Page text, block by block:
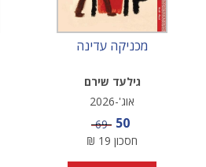
מכניקה עדינה
גילעד שירם
אוג'-2026
מחיר מבצע
50 מחיר
69
חסכון 19
₪